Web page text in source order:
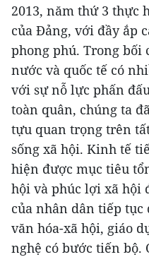
2013, năm thứ 3 thực
của Đảng, với đầy ắp
phong phú. Trong
nước và quốc tế có
với sự nỗ lực phấn
toàn quân, chúng ta
tựu quan trọng trên
sống xã hội. Kinh tế
hiện được mục tiêu
hội và phúc lợi xã hội
của nhân dân tiếp
văn hóa-xã hội, giáo
nghệ có bước tiến bộ.